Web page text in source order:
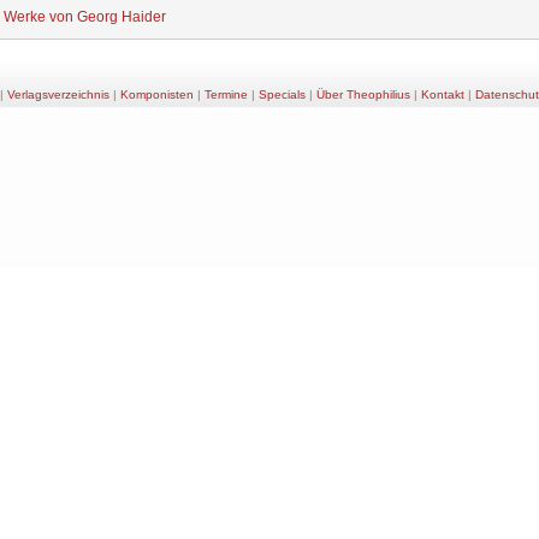
Werke von Georg Haider
| Verlagsverzeichnis| Komponisten | Termine | Specials| Über Theophilius| Kontakt|